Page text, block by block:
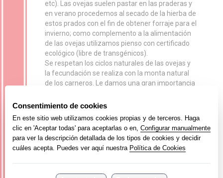
etc). Las ovejas suelen pastar en las praderas y
en verano procedemos al secado de la hierba de
estos prados con el fin de obtener forraje para el
invierno; como complemento a la alimentación
de las ovejas utilizamos pienso con certificado
ecológico (libre de transgénicos).
Se respetan los ciclos naturales de las ovejas y
la fecundación se realiza con la monta natural
de los carneros. Le damos una gran importancia
del bienestar de las mismas, además los
leche el tiempo necesario hasta garantizar su
óptimo crecimiento.
Hemos apostado por la venta directa, vendiendo
directamente en los comercios y Restaurantes
de Donostialdea y garantizando a nuestros
clientes unos productos que además de ser